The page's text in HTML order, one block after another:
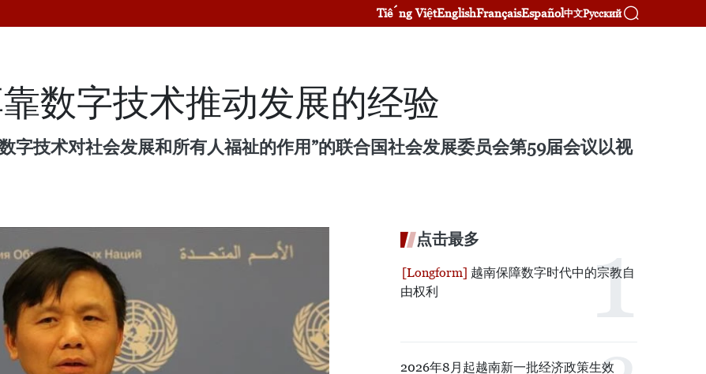
Tiếng ViệtEnglishFrançaisEspañol中文Русский
数字技术推动发展的经验
字技术对社会发展和所有人福祉的作用”的联合国社会发展委员会第59届会议以视
点击最多
越南保障数字时代中的宗教自
由权利
2026年8月起越南新一批经济政策生效